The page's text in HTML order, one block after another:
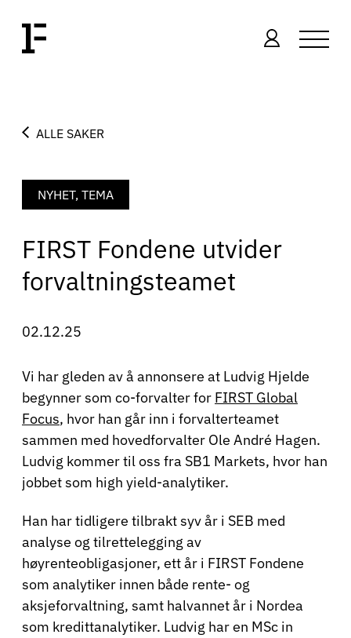
ALLE SAKER
NYHET, TEMA
FIRST Fondene utvider
forvaltningsteamet
02.12.25
Vi har gleden av å annonsere at Ludvig Hjelde
begynner som co-forvalter for FIRST Global
Focus, hvor han går inn i forvalterteamet
sammen med hovedforvalter Ole André Hagen.
Ludvig kommer til oss fra SB1 Markets, hvor han
jobbet som high yield-analytiker.
Han har tidligere tilbrakt syv år i SEB med
analyse og tilrettelegging av
høyrenteobligasjoner, ett år i FIRST Fondene
som analytiker innen både rente- og
aksjeforvaltning, samt halvannet år i Nordea
som kredittanalytiker. Ludvig har en MSc in